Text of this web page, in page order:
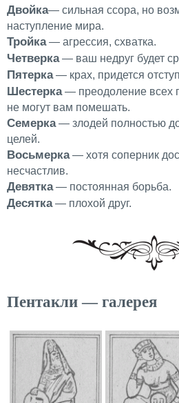
Двойка— сильная ссора, но
наступление мира.
Тройка— агрессия, схватка.
Четверка— ваш недруг будет
Пятерка— крах, придется
Шестерка— преодоление всех
не могут вам помешать.
Семерка— злодей полностью
целей.
Восьмерка— хотя соперник
несчастлив.
Девятка— постоянная борьба.
Десятка— плохой друг.
Пентакли — галерея